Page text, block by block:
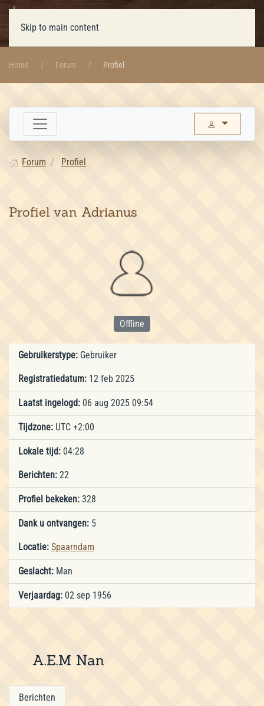
Skip to main content
Home Forum Profiel
Forum Profiel
Profiel van Adrianus
Offline
Gebruikerstype: Gebruiker
Registratiedatum: 12 feb 2025
Laatst ingelogd: 06 aug 2025 09:54
Tijdzone: UTC +2:00
Lokale tijd: 04:28
Berichten: 22
Profiel bekeken: 328
Dank u ontvangen: 5
Locatie: Spaarndam
Geslacht: Man
Verjaardag: 02 sep 1956
A.E.M Nan
Berichten